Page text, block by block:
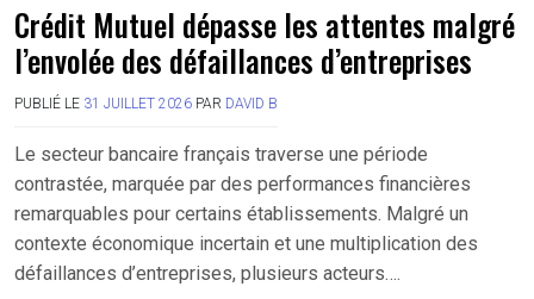
Crédit Mutuel dépasse les attentes malgré
l’envolée des défaillances d’entreprises
PUBLIÉ LE 31 JUILLET 2026 PAR DAVID B
Le secteur bancaire français traverse une période
contrastée, marquée par des performances financières
remarquables pour certains établissements. Malgré un
contexte économique incertain et une multiplication des
défaillances d’entreprises, plusieurs acteurs….